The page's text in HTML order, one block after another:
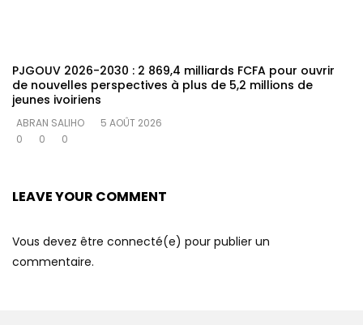
PJGOUV 2026-2030 : 2 869,4 milliards FCFA pour ouvrir
de nouvelles perspectives à plus de 5,2 millions de
jeunes ivoiriens
ABRAN SALIHO
5 AOÛT 2026
0
0 0
LEAVE YOUR COMMENT
Vous devez être connecté(e) pour publier un
commentaire.